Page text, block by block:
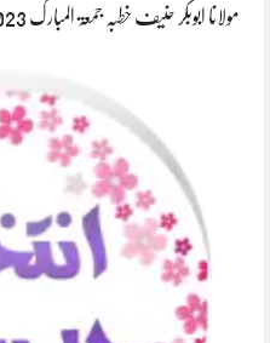
مولانا ابوبکر حنیف خطبہ جمعۃ المبارک 2023-04-21